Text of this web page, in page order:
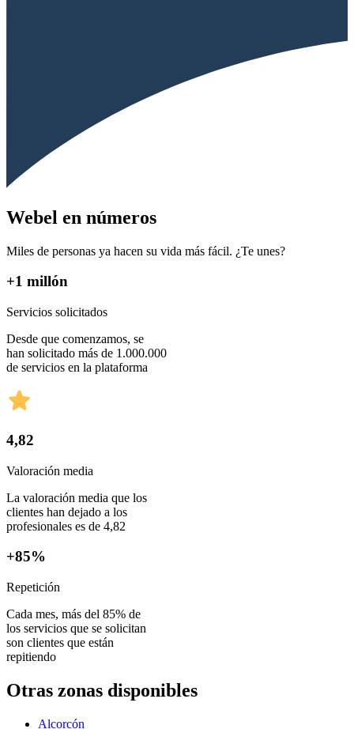
Webel en números
Miles de personas ya hacen su vida más fácil. ¿Te unes?
+1 millón
Servicios solicitados
Desde que comenzamos, se
han solicitado más de 1.000.000
de servicios en la plataforma
4,82
Valoración media
La valoración media que los
clientes han dejado a los
profesionales es de 4,82
+85%
Repetición
Cada mes, más del 85% de
los servicios que se solicitan
son clientes que están
repitiendo
Otras zonas disponibles
Alcorcón